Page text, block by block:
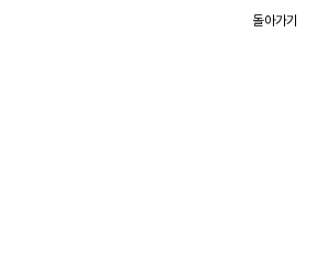
돌아가기